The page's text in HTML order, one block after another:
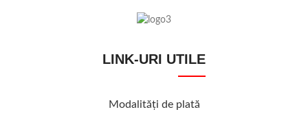
LINK-URI UTILE
Modalităţi de plată